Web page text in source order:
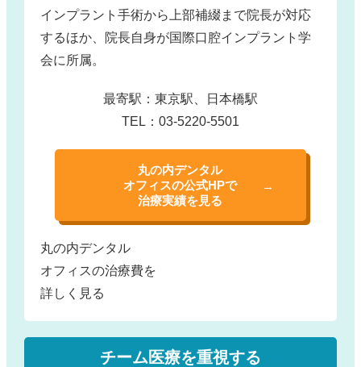
インプラント手術から上部補綴まで院長が対応
するほか、院長自身が国際口腔インプラント学
会に所属。
最寄駅：東京駅、日本橋駅
TEL：03-5220-5501
丸の内デンタル
オフィスの公式HPで
治療実績を見る
丸の内デンタル
オフィスの治療費を
詳しく見る
チーム医療を重視する